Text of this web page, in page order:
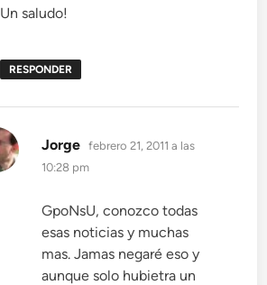
Un saludo!
RESPONDER
Jorge dice:
febrero 21, 2011 a las
10:28 pm
GpoNsU, conozco todas
esas noticias y muchas
mas. Jamas negaré eso y
aunque solo hubietra un